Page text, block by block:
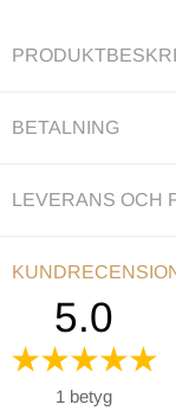
BETALNING
LEVERANS OCH
5.0
1 betyg